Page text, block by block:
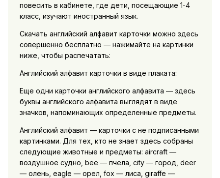
повесить в кабинете, где дети, посещающие 1-4
класс, изучают иностранный язык.
Скачать английский алфавит карточки можно здесь
совершенно бесплатно — нажимайте на картинки
ниже, чтобы распечатать:
Английский алфавит карточки в виде плаката:
Еще одни карточки английского алфавита — здесь
буквы английского алфавита выглядят в виде
значков, напоминающих определенные предметы.
Английский алфавит — карточки с не подписанными
картинками. Для тех, кто не знает здесь собраны
следующие животные и предметы: aircraft —
воздушное судно, bee — пчела, city — город, deer
— олень, eagle — орел, fox — лиса, giraffe —